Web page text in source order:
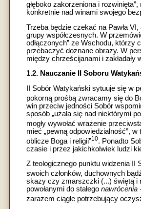
głęboko zakorzeniona i rozwinięta”,
konkretnie nad winami swojego
Trzeba będzie czekać na Pawła
grupy współczesnych. W
odłączonych” ze Wschodu, którzy
przebaczyć doznane obrazy. W
między chrześcijanami i zakładały
1.2. Nauczanie II Soboru
II Sobór Watykański sytuuje się w
pokorną prośbą zwracamy się do
win przeciw jedności Sobór
sposób „użala się nad niektórymi
mogły wywołać wrażenie
mieć „pewną odpowiedzialność”,
oblicze Boga i religii”10. Ponadto
czasie i przez jakichkolwiek ludzi
Z teologicznego punktu widzenia II
swoich członków, duchownych
skazy czy zmarszczki (...) świętą i
powołanymi do stałego nawrócenia
zarazem ciągle potrzebujący